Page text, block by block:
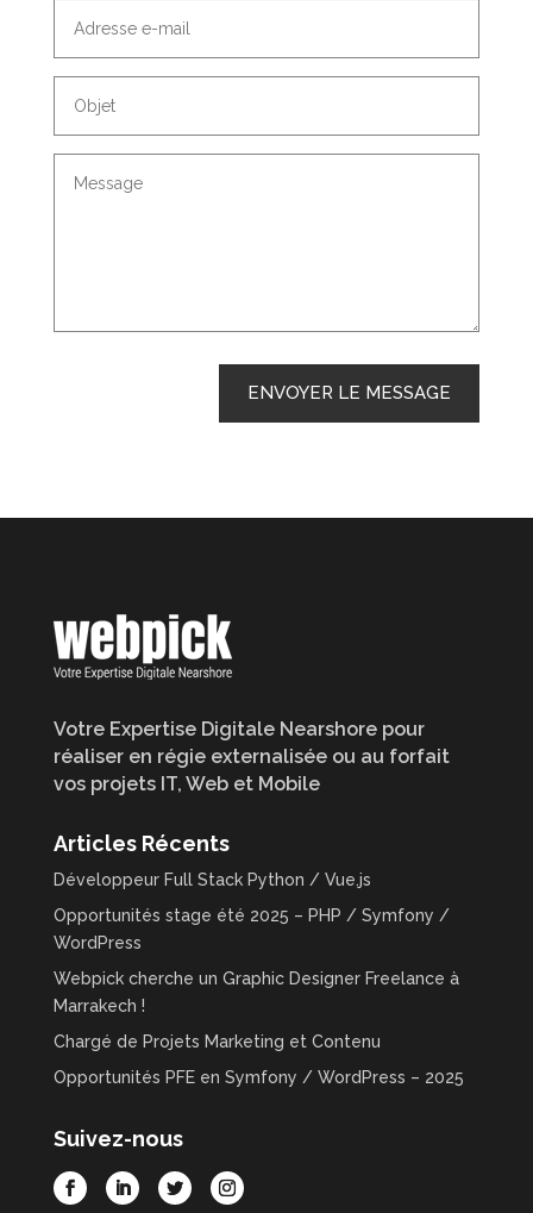
ENVOYER LE MESSAGE
Votre Expertise Digitale Nearshore pour
réaliser en régie externalisée ou au forfait
vos projets IT, Web et Mobile
Articles Récents
Développeur Full Stack Python / Vue.js
Opportunités stage été 2025 – PHP / Symfony /
WordPress
Webpick cherche un Graphic Designer Freelance à
Marrakech !
Chargé de Projets Marketing et Contenu
Opportunités PFE en Symfony / WordPress – 2025
Suivez-nous